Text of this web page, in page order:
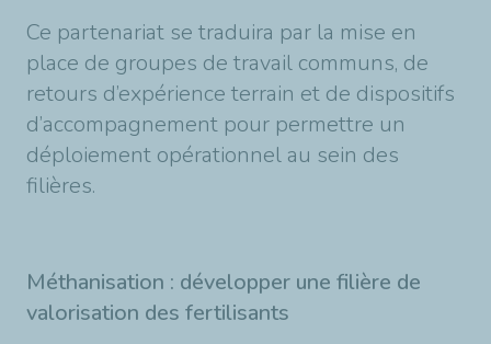
Ce partenariat se traduira par la mise en
place de groupes de travail communs, de
retours d’expérience terrain et de dispositifs
d’accompagnement pour permettre un
déploiement opérationnel au sein des
filières.
Méthanisation : développer une filière de
valorisation des fertilisants